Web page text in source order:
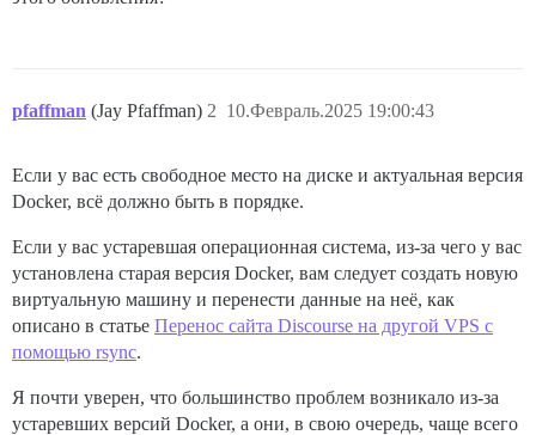
pfaffman (Jay Pfaffman) 10.Февраль.2025 19:00:43
2
Если у вас есть свободное место на диске и актуальная версия
Docker, всё должно быть в порядке.
Если у вас устаревшая операционная система, из-за чего у вас
установлена старая версия Docker, вам следует создать новую
виртуальную машину и перенести данные на неё, как
описано в статье Перенос сайта Discourse на другой VPS с
помощью rsync.
Я почти уверен, что большинство проблем возникало из-за
устаревших версий Docker, а они, в свою очередь, чаще всего